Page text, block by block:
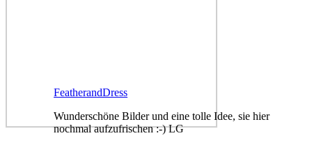
FeatherandDress
Wunderschöne Bilder und eine tolle Idee, sie hier
nochmal aufzufrischen :-) LG